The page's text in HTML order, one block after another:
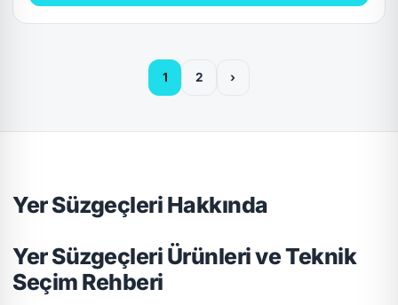
1 2 ›
Yer Süzgeçleri Hakkında
Yer Süzgeçleri Ürünleri ve Teknik
Seçim Rehberi